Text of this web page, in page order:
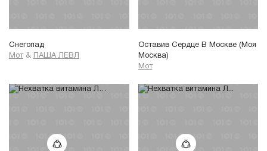
Снегопад
Мот & ПАША ЛЕВЛ
Оставив Сердце В Москве (Моя
Москва)
Мот